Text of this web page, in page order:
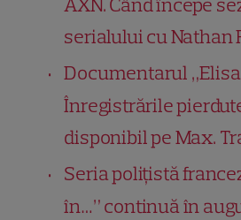
serialului cu Nathan
Documentarul
Înregistrările
disponibil pe Max.
Seria polițistă
în…” continuă în